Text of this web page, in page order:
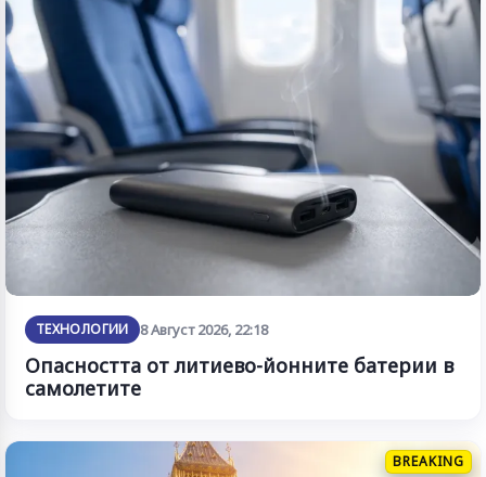
ТЕХНОЛОГИИ 8 Август 2026, 22:18
Опасността от литиево-йонните батерии в
самолетите
BREAKING